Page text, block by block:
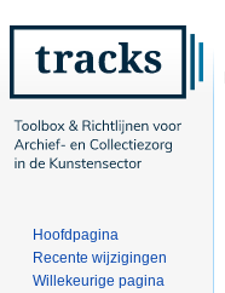
Hoofdpagina
Recente wijzigingen
Willekeurige pagina